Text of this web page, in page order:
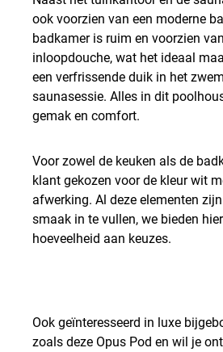
ook voorzien van een moderne
badkamer is ruim en voorzien
inloopdouche, wat het ideaal
een verfrissende duik in het
saunasessie. Alles in dit
gemak en comfort.
Voor zowel de keuken als de
klant gekozen voor de kleur wit
afwerking. Al deze elementen
smaak in te vullen, we bieden
hoeveelheid aan keuzes.
Ook geïnteresseerd in luxe
zoals deze Opus Pod en wil je